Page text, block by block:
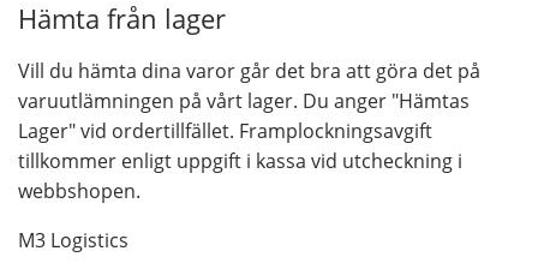
Hämta från lager
Vill du hämta dina varor går det bra att göra det på
varuutlämningen på vårt lager. Du anger "Hämtas
Lager" vid ordertillfället. Framplockningsavgift
tillkommer enligt uppgift i kassa vid utcheckning i
webbshopen.
M3 Logistics